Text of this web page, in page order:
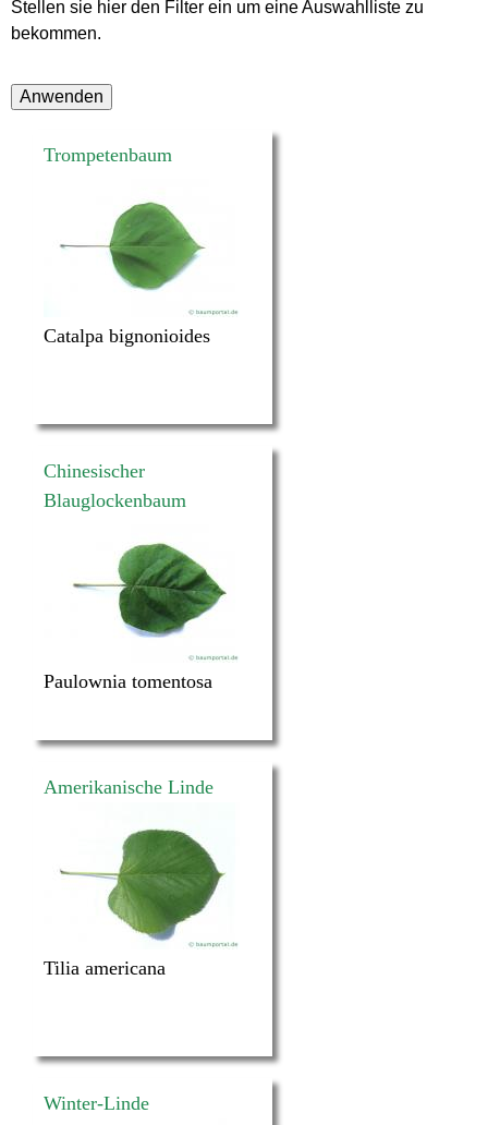
Stellen sie hier den Filter ein um eine Auswahlliste zu
bekommen.
Trompetenbaum
Catalpa bignonioides
Chinesischer
Blauglockenbaum
Paulownia tomentosa
Amerikanische Linde
Tilia americana
Winter-Linde